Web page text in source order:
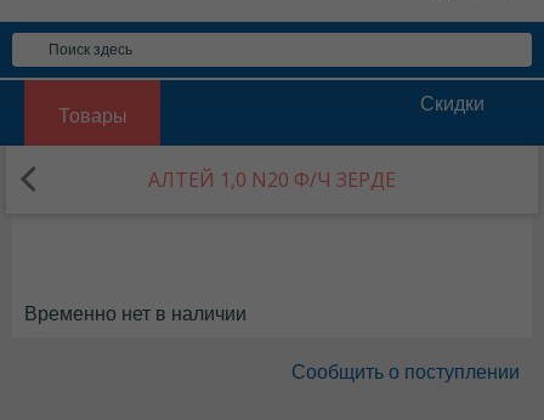
Товары
Скидки
АЛТЕЙ 1,0 N20 Ф/Ч ЗЕРДЕ
Временно нет в наличии
Сообщить о поступлении